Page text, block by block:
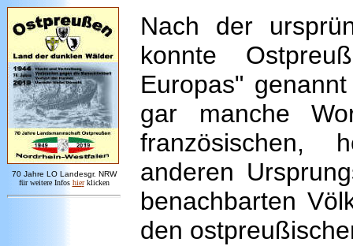
70 Jahre LO Landesgr. NRW
für weitere Infos hier klicken
Nach der
konnte
Europas"
gar manche
französischen,
anderen
benachbarten
den